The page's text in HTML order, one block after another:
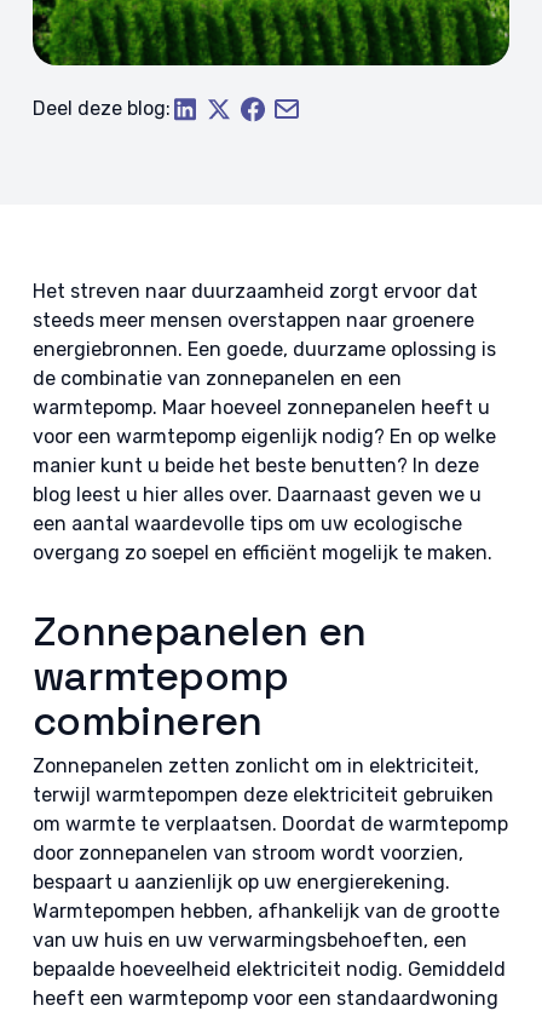
Deel deze blog:
Het streven naar duurzaamheid zorgt ervoor dat
steeds meer mensen overstappen naar groenere
energiebronnen. Een goede, duurzame oplossing is
de combinatie van zonnepanelen en een
warmtepomp. Maar hoeveel zonnepanelen heeft u
voor een warmtepomp eigenlijk nodig? En op welke
manier kunt u beide het beste benutten? In deze
blog leest u hier alles over. Daarnaast geven we u
een aantal waardevolle tips om uw ecologische
overgang zo soepel en efficiënt mogelijk te maken.
Zonnepanelen en
warmtepomp
combineren
Zonnepanelen zetten zonlicht om in elektriciteit,
terwijl warmtepompen deze elektriciteit gebruiken
om warmte te verplaatsen. Doordat de warmtepomp
door zonnepanelen van stroom wordt voorzien,
bespaart u aanzienlijk op uw energierekening.
Warmtepompen hebben, afhankelijk van de grootte
van uw huis en uw verwarmingsbehoeften, een
bepaalde hoeveelheid elektriciteit nodig. Gemiddeld
heeft een warmtepomp voor een standaardwoning